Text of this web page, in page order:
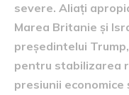
severe. Aliați
Marea Britanie și
președintelui
pentru stabilizarea
presiunii